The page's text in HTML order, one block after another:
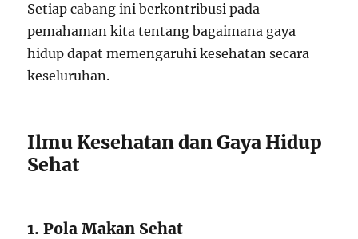
Setiap cabang ini berkontribusi pada
pemahaman kita tentang bagaimana gaya
hidup dapat memengaruhi kesehatan secara
keseluruhan.
Ilmu Kesehatan dan Gaya Hidup
Sehat
1. Pola Makan Sehat